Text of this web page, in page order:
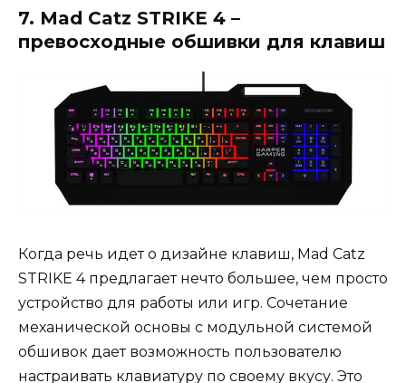
7. Mad Catz STRIKE 4 –
превосходные обшивки для клавиш
Когда речь идет о дизайне клавиш, Mad Catz
STRIKE 4 предлагает нечто большее, чем просто
устройство для работы или игр. Сочетание
механической основы с модульной системой
обшивок дает возможность пользователю
настраивать клавиатуру по своему вкусу. Это